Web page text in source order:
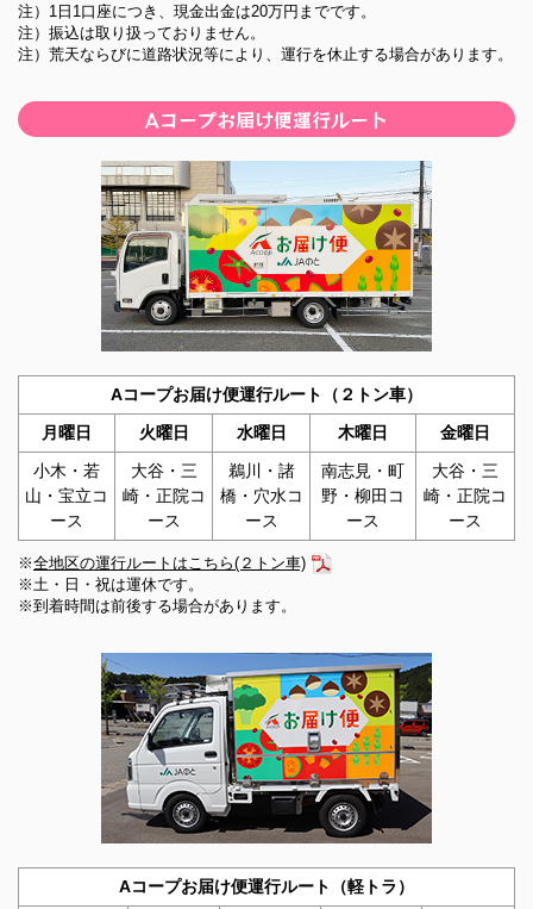
2025年12月23日
年末年始営業のご案内
広報誌「まぁんで能登」12月号を掲載しました。
2025年12月03日
令和7年度半期情報開示(上期ディスクロージャー)（JAの
と）を掲載しました。
2025年11月25日
「法人のお客さまの新規口座開設について（お知らせ）
2025年11月10日
2025年10月20日
ATMおよびJAネットバンクの一時休止について
2025年10月09日
2025年10月09日
JAバンクを騙った不審なフィッシングメール、サイトにご
注意ください！
2025年09月29日
新町野・鴨川ライスセンター新築工事（建築）の入札てん
末書について
2025年09月09日
広報誌「まぁんで能登」9月号を掲載しました。
2025年09月05日
信用手数料の変更および新設のご案内（令和7年10月1日よ
り）
2026年07月03日
青果物市況情報
青果物市況情報
注）1日1口座につき、現金出金は20万円までです。
注）振込は取り扱っておりません。
注）荒天ならびに道路状況等により、運行を休止する場合があります。
Aコープお届け便運行ルート
Aコープお届け便運行ルート（２トン車）
月曜日
火曜日 水曜日 木曜日
金曜日
小木・若
山・宝立コ
ース
大谷・三
崎・正院コ
ース
鵜川・諸
橋・穴水コ
ース
南志見・町
野・柳田コ
ース
大谷・三
崎・正院コ
ース
※全地区の運行ルートはこちら(２トン車)
※土・日・祝は運休です。
※到着時間は前後する場合があります。
Aコープお届け便運行ルート（軽トラ）